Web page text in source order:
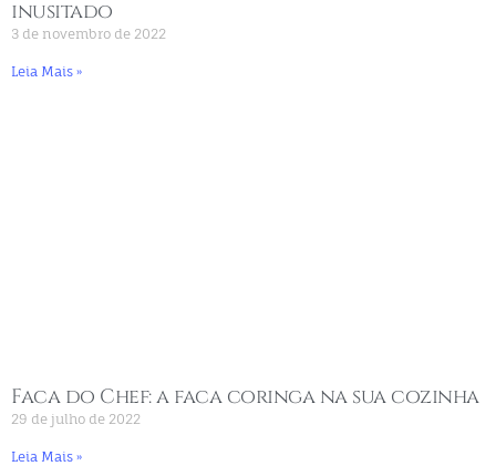
inusitado
3 de novembro de 2022
Leia Mais »
Faca do Chef: a faca coringa na sua cozinha
29 de julho de 2022
Leia Mais »